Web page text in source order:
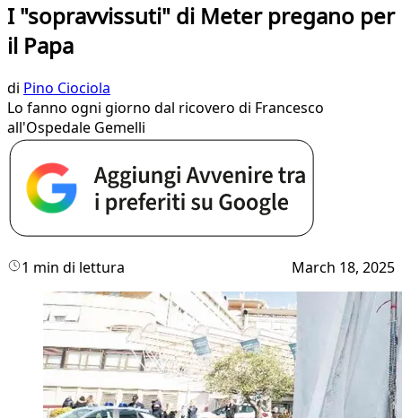
I "sopravvissuti" di Meter pregano per
il Papa
di Pino Ciociola
Lo fanno ogni giorno dal ricovero di Francesco
all'Ospedale Gemelli
1 min di lettura March 18, 2025